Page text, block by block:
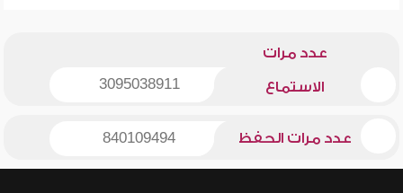
عدد مرات
الاستماع 3095038911
عدد مرات الحفظ 840109494